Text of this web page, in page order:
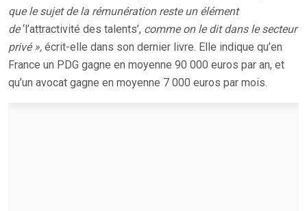
que le sujet de la rémunération reste un élément
de‘l’attractivité des talents’, comme on le dit dans le secteur
privé », écrit-elle dans son dernier livre. Elle indique qu’en
France un PDG gagne en moyenne 90 000 euros par an, et
qu’un avocat gagne en moyenne 7 000 euros par mois.